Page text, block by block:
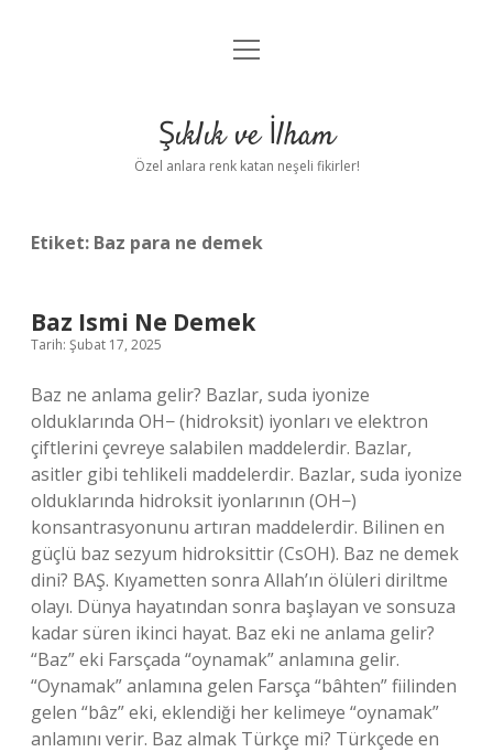
Anasayfa
Yasal Uyarı
menüyü
Şıklık ve İlham
Özel anlara renk katan neşeli fikirler!
Etiket: Baz para ne demek
Baz Ismi Ne Demek
Tarih: Şubat 17, 2025
Baz ne anlama gelir? Bazlar, suda iyonize
olduklarında OH− (hidroksit) iyonları ve elektron
çiftlerini çevreye salabilen maddelerdir. Bazlar,
asitler gibi tehlikeli maddelerdir. Bazlar, suda iyonize
olduklarında hidroksit iyonlarının (OH−)
konsantrasyonunu artıran maddelerdir. Bilinen en
güçlü baz sezyum hidroksittir (CsOH). Baz ne demek
dini? BAŞ. Kıyametten sonra Allah’ın ölüleri diriltme
olayı. Dünya hayatından sonra başlayan ve sonsuza
kadar süren ikinci hayat. Baz eki ne anlama gelir?
“Baz” eki Farsçada “oynamak” anlamına gelir.
“Oynamak” anlamına gelen Farsça “bâhten” fiilinden
gelen “bâz” eki, eklendiği her kelimeye “oynamak”
anlamını verir. Baz almak Türkçe mi? Türkçede en